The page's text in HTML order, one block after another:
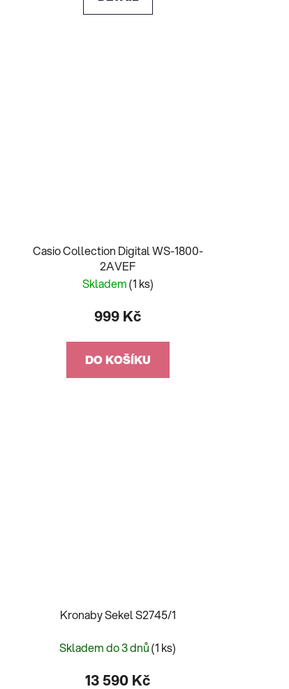
Casio Collection Digital WS-1800-
2AVEF
Skladem(1 ks)
999 Kč
DO KOŠÍKU
Kronaby Sekel S2745/1
Skladem do 3 dnů(1 ks)
13 590 Kč